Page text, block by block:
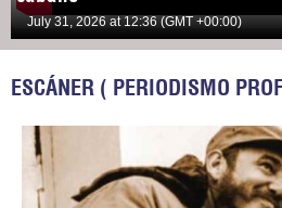
July 31, 2026 at 12:36 (GMT +00:00)
ESCÁNER ( PERIODISMO